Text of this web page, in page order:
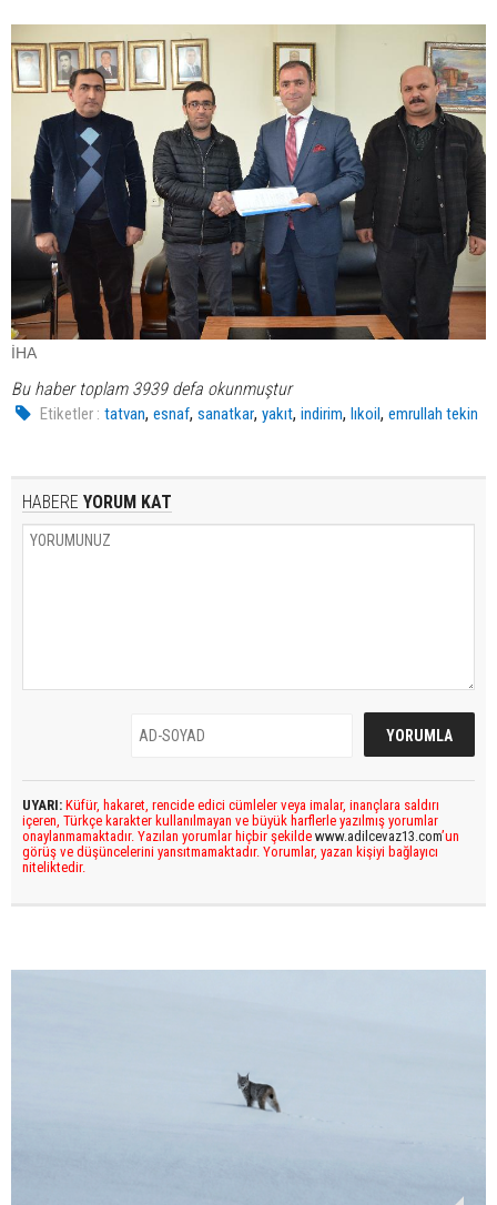
İHA
Bu haber toplam 3939 defa okunmuştur
Etiketler : tatvan,esnaf,sanatkar,yakıt,indirim,lıkoil,emrullah tekin
HABERE YORUM KAT
UYARI: Küfür, hakaret, rencide edici cümleler veya imalar, inançlara saldırı
içeren, Türkçe karakter kullanılmayan ve büyük harflerle yazılmış yorumlar
onaylanmamaktadır. Yazılan yorumlar hiçbir şekilde www.adilcevaz13.com’un
görüş ve düşüncelerini yansıtmamaktadır. Yorumlar, yazan kişiyi bağlayıcı
niteliktedir.